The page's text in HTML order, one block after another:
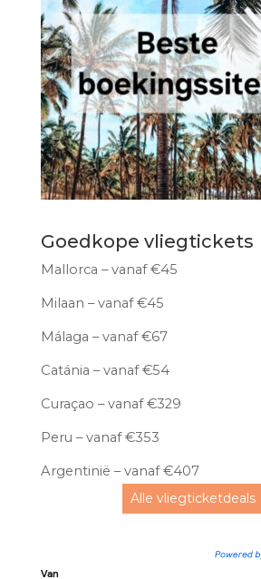
Goedkope vliegtickets
Mallorca – vanaf €45
Milaan – vanaf €45
Málaga – vanaf €67
Catánia – vanaf €54
Curaçao – vanaf €329
Peru – vanaf €353
Argentinië – vanaf €407
Alle vliegticketdeals